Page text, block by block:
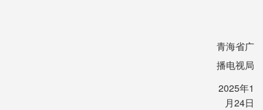
青海省广
播电视局
2025年1
月24日